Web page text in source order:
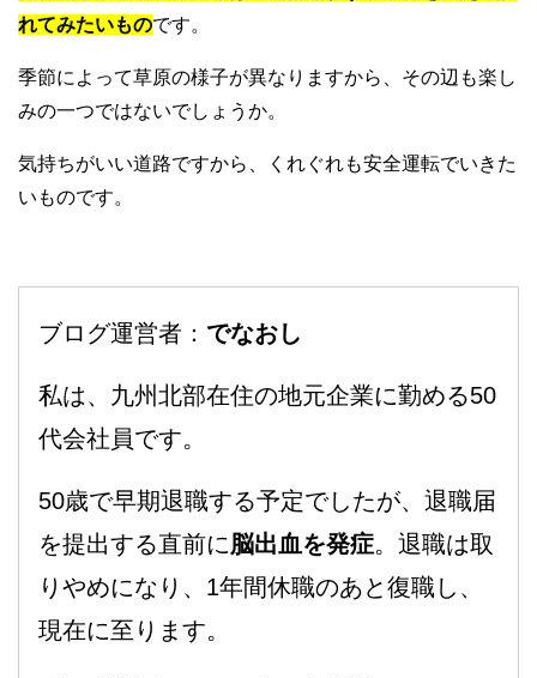
れてみたいものです。
季節によって草原の様子が異なりますから、その辺も楽し
みの一つではないでしょうか。
気持ちがいい道路ですから、くれぐれも安全運転でいきた
いものです。
ブログ運営者： でなおし
私は、九州北部在住の地元企業に勤める50
代会社員です。
50歳で早期退職する予定でしたが、退職届
を提出する直前に脳出血を発症。退職は取
りやめになり、1年間休職のあと復職し、
現在に至ります。